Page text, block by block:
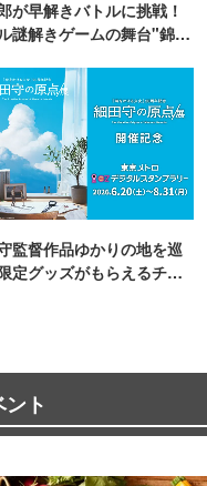
が早解きバトルに挑戦！
謎解きゲームの舞台"錦糸
監督作品ゆかりの地を巡
定グッズがもらえるチャ
ト